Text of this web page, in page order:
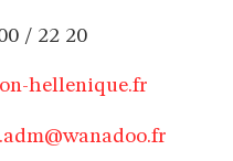
/ 22 20
hellenique.fr